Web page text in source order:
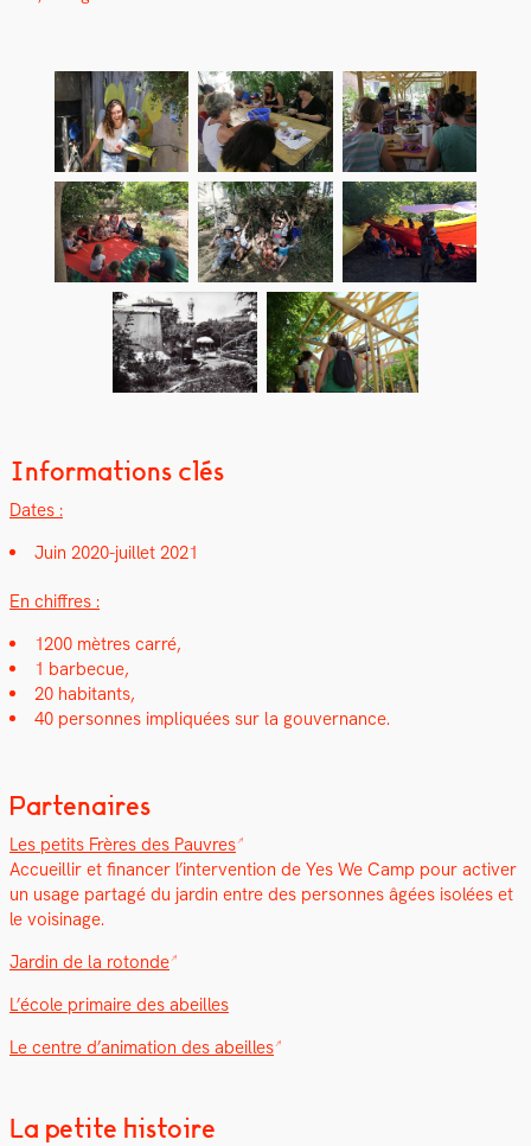
Informations clés
Dates :
Juin 2020-juil­let 2021
En chiffres :
1200 mètres car­ré,
1 bar­be­cue,
20 habi­tants,
40 per­son­nes impliquées sur la gou­ver­nance.
Partenaires
Les petits Frères des Pau­vres
Accueil­lir et financer l’in­ter­ven­tion de Yes We Camp pour activ­er
un usage partagé du jardin entre des per­son­nes âgées isolées et
le voisi­nage.
Jardin de la rotonde
L’école pri­maire des abeilles
Le cen­tre d’animation des abeilles
La petite histoire